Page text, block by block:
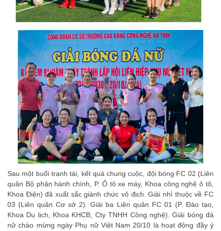
Sau một buổi tranh tài, kết quả chung cuộc, đội bóng FC 02 (Liên
quân Bộ phận hành chính, P. Ô tô xe máy, Khoa công nghệ ô tô,
Khoa Điện) đã xuất sắc giành chức vô địch. Giải nhì thuộc về FC
03 (Liên quân Cơ sở 2). Giải ba Liên quân FC 01 (P. Đào tạo,
Khoa Du lịch, Khoa KHCB, Cty TNHH Công nghệ). Giải bóng đá
nữ chào mừng ngày Phụ nữ Việt Nam 20/10 là hoạt động đầy ý